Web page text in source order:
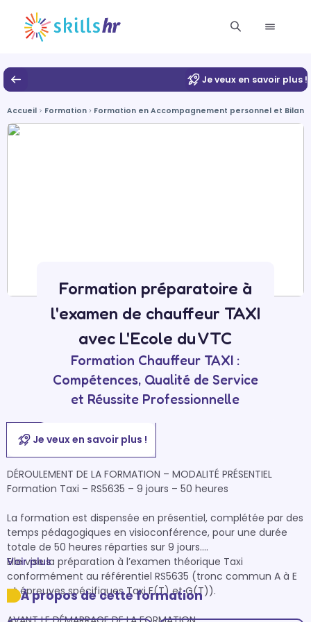
Je veux en savoir plus !
Accueil Formation Formation en Accompagnement personnel et Bilan
Formation préparatoire à
l'examen de chauffeur TAXI
avec L'Ecole du VTC
Formation Chauffeur TAXI :
Compétences, Qualité de Service
et Réussite Professionnelle
Je veux en savoir plus !
DÉROULEMENT DE LA FORMATION – MODALITÉ PRÉSENTIEL
Formation Taxi – RS5635 – 9 jours – 50 heures
La formation est dispensée en présentiel, complétée par des
temps pédagogiques en visioconférence, pour une durée
totale de 50 heures réparties sur 9 jours.
Elle vise la préparation à l’examen théorique Taxi
conformément au référentiel RS5635 (tronc commun A à E
et épreuves spécifiques Taxi F(T) et G(T)).
Voir plus
À propos de cette formation